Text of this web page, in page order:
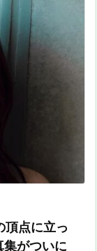
頂点に立っ
がついに